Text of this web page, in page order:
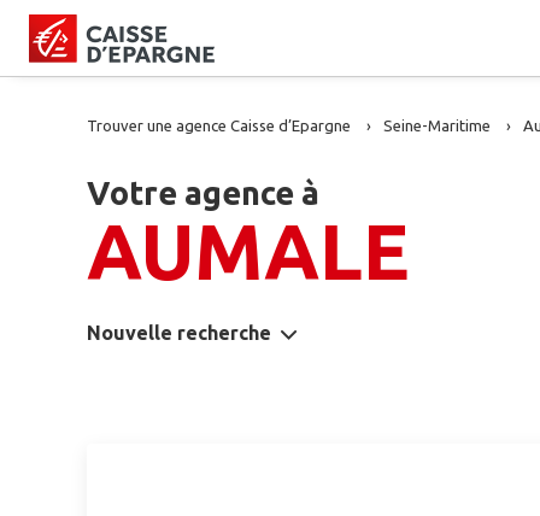
Trouver une agence Caisse d’Epargne Seine-Maritime
Votre agence à
AUMALE
Nouvelle recherche